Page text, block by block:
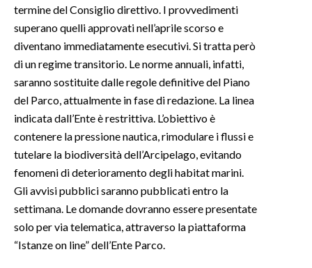
EVENTI
#CARAUNIONE
3 MINUTI CON
INSULARITÀ
INFO AZIENDE
ABBONATI
ANNUNCI
NECROLOGI
PUBBLICITÀ
termine del Consiglio direttivo. I provvedimenti
superano quelli approvati nell’aprile scorso e
diventano immediatamente esecutivi. Si tratta però
di un regime transitorio. Le norme annuali, infatti,
saranno sostituite dalle regole definitive del Piano
del Parco, attualmente in fase di redazione. La linea
indicata dall’Ente è restrittiva. L’obiettivo è
contenere la pressione nautica, rimodulare i flussi e
tutelare la biodiversità dell’Arcipelago, evitando
fenomeni di deterioramento degli habitat marini.
Gli avvisi pubblici saranno pubblicati entro la
settimana. Le domande dovranno essere presentate
solo per via telematica, attraverso la piattaforma
“Istanze on line” dell’Ente Parco.